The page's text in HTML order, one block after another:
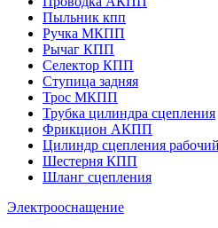
Пыльник кпп
Ручка МКПП
Рычаг КПП
Селектор КПП
Ступица задняя
Трос МКПП
Трубка цилиндра сцепления
Фрикцион АКПП
Цилиндр сцепления рабочий
Шестерня КПП
Шланг сцепления
Электрооснащение